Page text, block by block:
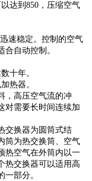
达到850，压缩空气
速稳定。控制的空气
自动控制。
十年。
热器。
，高压空气流的冲
对需要长时间连续加
交换器为圆筒式结
筒为热交换筒、空气
热空气在外筒内以一
热交换器可以适用高
部分。